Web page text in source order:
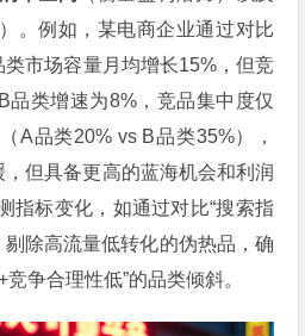
。例如，某电商企业通过对比
市场容量月均增长15%，但竞
品类增速为8%，竞品集中度仅
A品类20% vs B品类35%），
但具备更高的蓝海机会和利润
指标变化，如通过对比“搜索指
除高流量低转化的伪热品，确
争合理性低”的品类倾斜。